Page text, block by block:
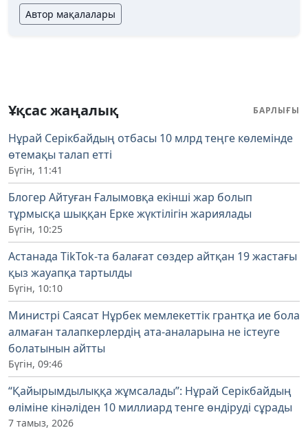
Автор мақалалары
Ұқсас жаңалық БАРЛЫҒЫ
Нұрай Серікбайдың отбасы 10 млрд теңге көлемінде
өтемақы талап етті
Бүгін, 11:41
Блогер Айтуған Ғалымовқа екінші жар болып
тұрмысқа шыққан Ерке жүктілігін жариялады
Бүгін, 10:25
Астанада TikTok-та балағат сөздер айтқан 19 жастағы
қыз жауапқа тартылды
Бүгін, 10:10
Министрі Саясат Нұрбек мемлекеттік грантқа ие бола
алмаған талапкерлердің ата-аналарына не істеуге
болатынын айтты
Бүгін, 09:46
“Қайырымдылыққа жұмсалады”: Нұрай Серікбайдың
өліміне кінәліден 10 миллиард тенге өндіруді сұрады
7 тамыз, 2026